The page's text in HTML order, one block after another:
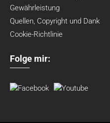
Gewährleistung
Quellen, Copyright und Dank
Cookie-Richtlinie
Folge mir: